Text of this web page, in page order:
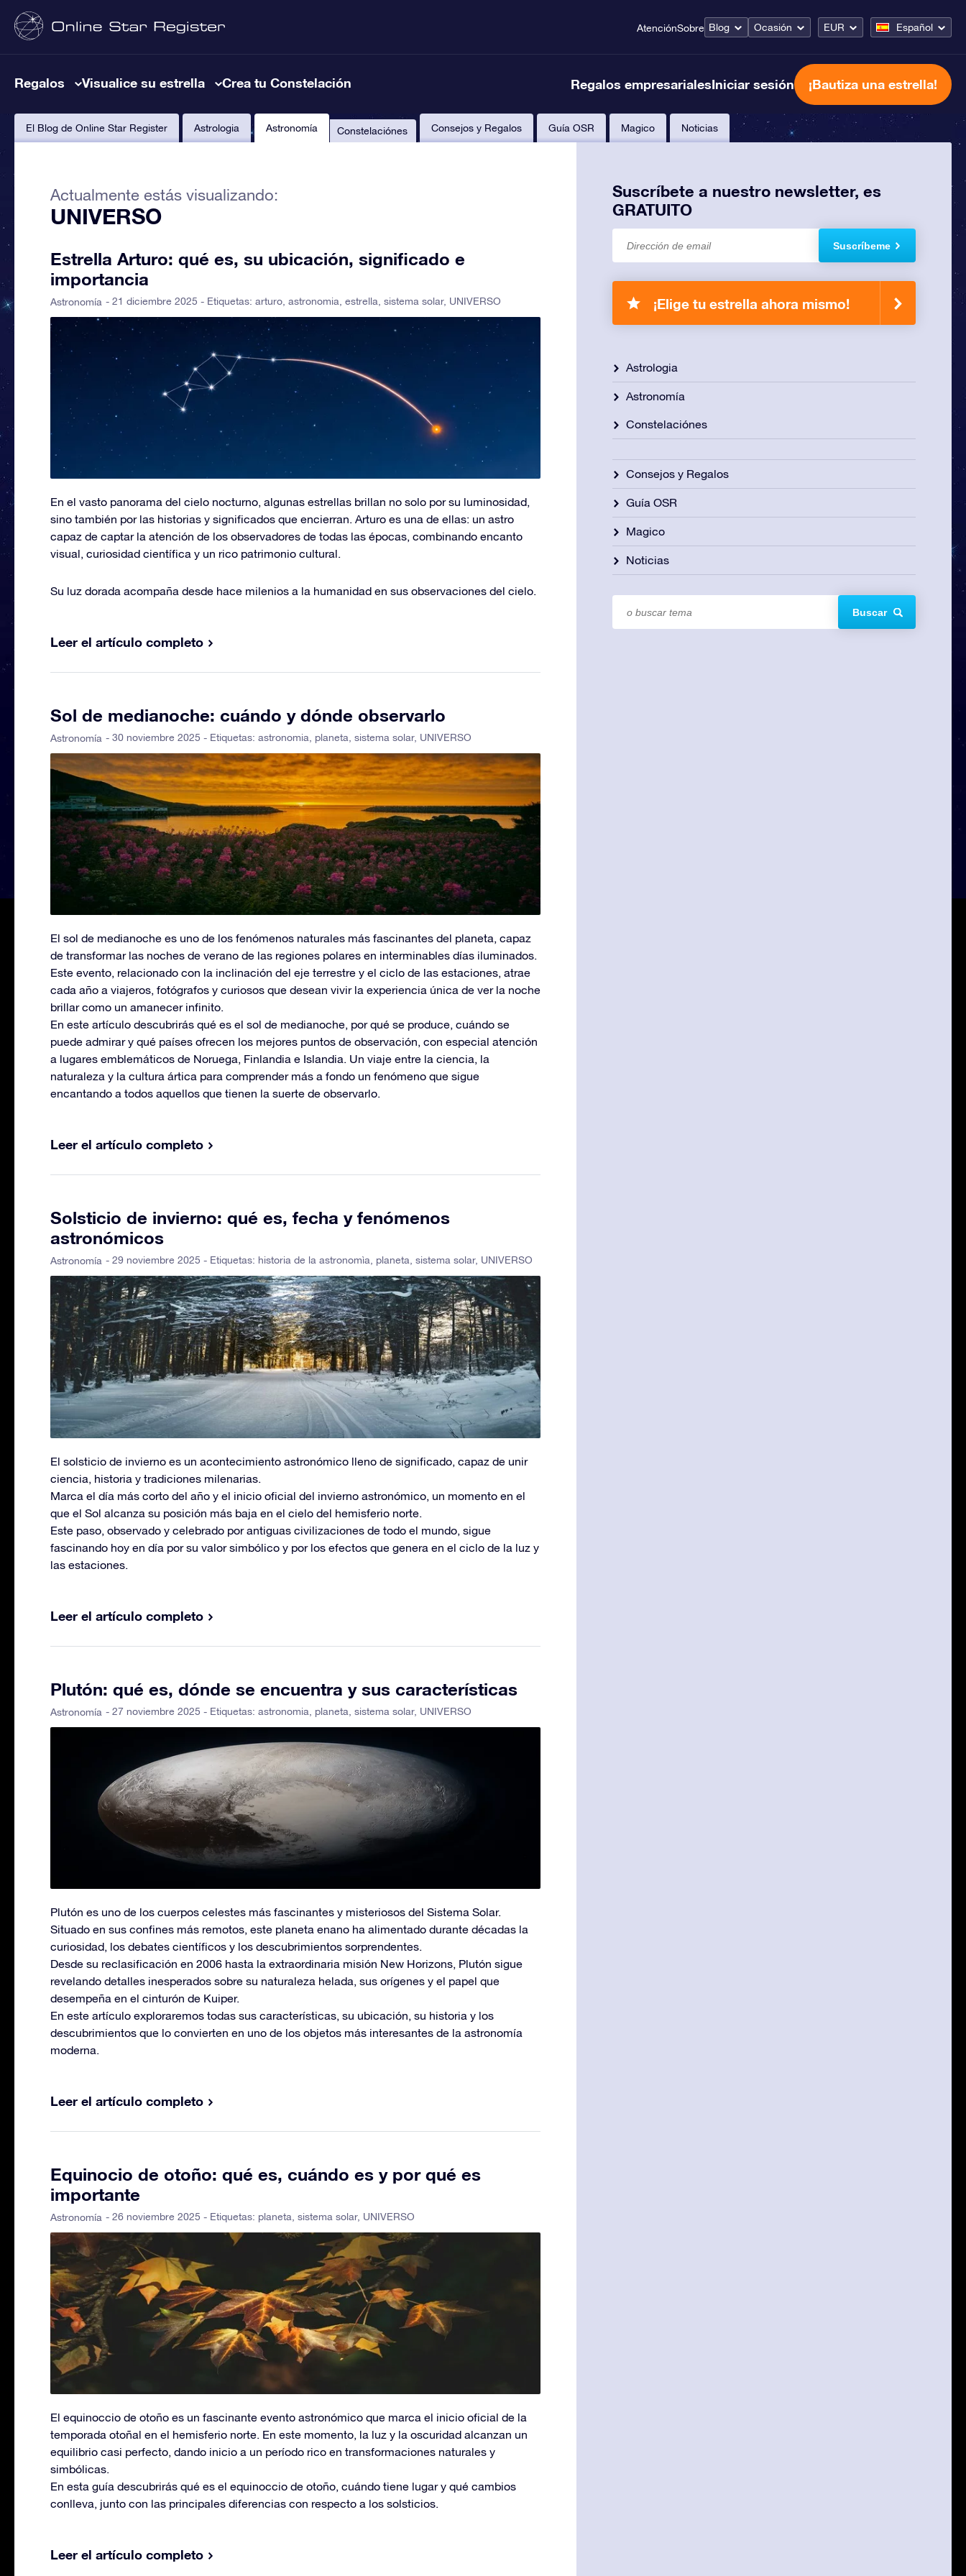
AtenciónSobre Blog Ocasión EUR Español
Regalos Visualice su estrella Crea tu Constelación Regalos empresarialesIniciar sesión ¡Bautiza una estrella!
El Blog de Online Star Register Astrologia Astronomía Constelaciónes Consejos y Regalos Guía OSR Magico Noticias
Actualmente estás visualizando:
UNIVERSO
Estrella Arturo: qué es, su ubicación, significado e
importancia
Astronomía - 21 diciembre 2025 - Etiquetas: arturo astronomia estrella sistema solar, UNIVERSO
En el vasto panorama del cielo nocturno, algunas estrellas brillan no solo por su luminosidad,
sino también por las historias y significados que encierran. Arturo es una de ellas: un astro
capaz de captar la atención de los observadores de todas las épocas, combinando encanto
visual, curiosidad científica y un rico patrimonio cultural.
Su luz dorada acompaña desde hace milenios a la humanidad en sus observaciones del cielo.
Leer el artículo completo
Sol de medianoche: cuándo y dónde observarlo
Astronomía - 30 noviembre 2025 - Etiquetas: astronomia planeta sistema solar, UNIVERSO
El sol de medianoche es uno de los fenómenos naturales más fascinantes del planeta, capaz
de transformar las noches de verano de las regiones polares en interminables días iluminados.
Este evento, relacionado con la inclinación del eje terrestre y el ciclo de las estaciones, atrae
cada año a viajeros, fotógrafos y curiosos que desean vivir la experiencia única de ver la noche
brillar como un amanecer infinito.
En este artículo descubrirás qué es el sol de medianoche, por qué se produce, cuándo se
puede admirar y qué países ofrecen los mejores puntos de observación, con especial atención
a lugares emblemáticos de Noruega, Finlandia e Islandia. Un viaje entre la ciencia, la
naturaleza y la cultura ártica para comprender más a fondo un fenómeno que sigue
encantando a todos aquellos que tienen la suerte de observarlo.
Leer el artículo completo
Solsticio de invierno: qué es, fecha y fenómenos
astronómicos
Astronomía - 29 noviembre 2025 - Etiquetas: historia de la astronomìa, planeta, sistema solar, UNIVERSO
El solsticio de invierno es un acontecimiento astronómico lleno de significado, capaz de unir
ciencia, historia y tradiciones milenarias.
Marca el día más corto del año y el inicio oficial del invierno astronómico, un momento en el
que el Sol alcanza su posición más baja en el cielo del hemisferio norte.
Este paso, observado y celebrado por antiguas civilizaciones de todo el mundo, sigue
fascinando hoy en día por su valor simbólico y por los efectos que genera en el ciclo de la luz y
las estaciones.
Leer el artículo completo
Plutón: qué es, dónde se encuentra y sus características
Astronomía - 27 noviembre 2025 - Etiquetas: astronomia planeta sistema solar, UNIVERSO
Plutón es uno de los cuerpos celestes más fascinantes y misteriosos del Sistema Solar.
Situado en sus confines más remotos, este planeta enano ha alimentado durante décadas la
curiosidad, los debates científicos y los descubrimientos sorprendentes.
Desde su reclasificación en 2006 hasta la extraordinaria misión New Horizons, Plutón sigue
revelando detalles inesperados sobre su naturaleza helada, sus orígenes y el papel que
desempeña en el cinturón de Kuiper.
En este artículo exploraremos todas sus características, su ubicación, su historia y los
descubrimientos que lo convierten en uno de los objetos más interesantes de la astronomía
moderna.
Leer el artículo completo
Equinocio de otoño: qué es, cuándo es y por qué es
importante
Astronomía - 26 noviembre 2025 - Etiquetas: planeta sistema solar, UNIVERSO
El equinoccio de otoño es un fascinante evento astronómico que marca el inicio oficial de la
temporada otoñal en el hemisferio norte. En este momento, la luz y la oscuridad alcanzan un
equilibrio casi perfecto, dando inicio a un período rico en transformaciones naturales y
simbólicas.
En esta guía descubrirás qué es el equinoccio de otoño, cuándo tiene lugar y qué cambios
conlleva, junto con las principales diferencias con respecto a los solsticios.
Leer el artículo completo
Suscríbete a nuestro newsletter, es
GRATUITO
Suscríbeme
¡Elige tu estrella ahora mismo!
Astrologia
Astronomía
Constelaciónes
Consejos y Regalos
Guía OSR
Magico
Noticias
Buscar